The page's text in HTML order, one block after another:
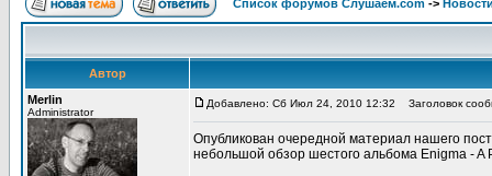
Список форумов Слушаем.com ->
Автор
Merlin
Administrator
Добавлено: Сб Июл 24, 2010 12:32 Заголовок
Опубликован очередной материал нашего
небольшой обзор шестого альбома Enigma - A